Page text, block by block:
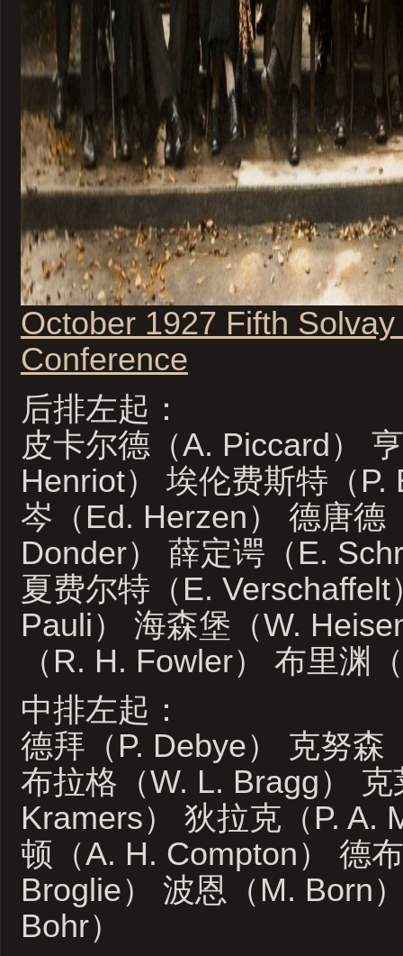
October 1927 Fifth
Conference
后排左起：
皮卡尔德（A. Piccard）
Henriot） 埃伦费斯特（P.
岑（Ed. Herzen） 德唐德
Donder） 薛定谔（E.
夏费尔特（E. Verschaffelt
Pauli） 海森堡（W.
（R. H. Fowler） 布里渊
中排左起：
德拜（P. Debye） 克努森
布拉格（W. L. Bragg） 克
Kramers） 狄拉克（P. A.
顿（A. H. Compton） 德
Broglie） 波恩（M. Born
Bohr）